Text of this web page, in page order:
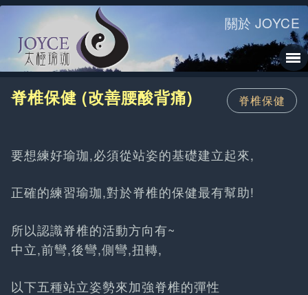
關於 JOYCE
脊椎保健
脊椎保健 (改善腰酸背痛)
要想練好瑜珈,必須從站姿的基礎建立起來,
正確的練習瑜珈,對於脊椎的保健最有幫助!
所以認識脊椎的活動方向有~
中立,前彎,後彎,側彎,扭轉,
以下五種站立姿勢來加強脊椎的彈性